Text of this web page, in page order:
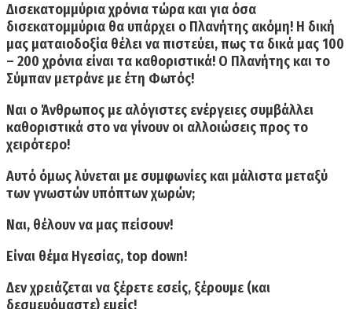
Δισεκατομμύρια χρόνια τώρα και για όσα
δισεκατομμύρια θα υπάρχει ο Πλανήτης ακόμη! Η δική
μας ματαιοδοξία θέλει να πιστεύει, πως τα δικά μας 100
– 200 χρόνια είναι τα καθοριστικά! Ο Πλανήτης και το
Σύμπαν μετράνε με έτη Φωτός!
Ναι ο Άνθρωπος με αλόγιστες ενέργειες συμβάλλει
καθοριστικά στο να γίνουν οι αλλοιώσεις προς το
χειρότερο!
Αυτό όμως λύνεται με συμφωνίες και μάλιστα μεταξύ
των γνωστών υπόπτων χωρών;
Ναι, θέλουν να μας πείσουν!
Είναι θέμα Ηγεσίας, top down!
Δεν χρειάζεται να ξέρετε εσείς, ξέρουμε (και
δεσμευόμαστε) εμείς!